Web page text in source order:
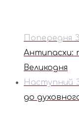
Попередня
Антипасхи:
Великодня
Наступний
до